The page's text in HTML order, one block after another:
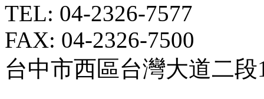
TEL: 04-2326-7577
FAX: 04-2326-7500
台中市西區台灣大道二段